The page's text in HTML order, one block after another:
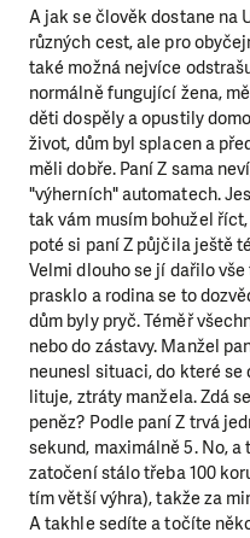
A jak se člověk dostane na
různých cest, ale pro
také možná nejvíce
normálně fungující žena,
děti dospěly a opustily
život, dům byl splacen a
měli dobře. Paní Z sama
"výherních" automatech.
tak vám musím bohužel
poté si paní Z půjčila ještě
Velmi dlouho se jí dařilo
prasklo a rodina se to
dům byly pryč. Téměř
nebo do zástavy. Manžel
neunesl situaci, do které
lituje, ztráty manžela. Zdá
peněz? Podle paní Z trvá
sekund, maximálně 5. No,
zatočení stálo třeba 100
tím větší výhra), takže za
A takhle sedíte a točíte